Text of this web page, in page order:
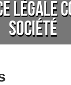
légale
société